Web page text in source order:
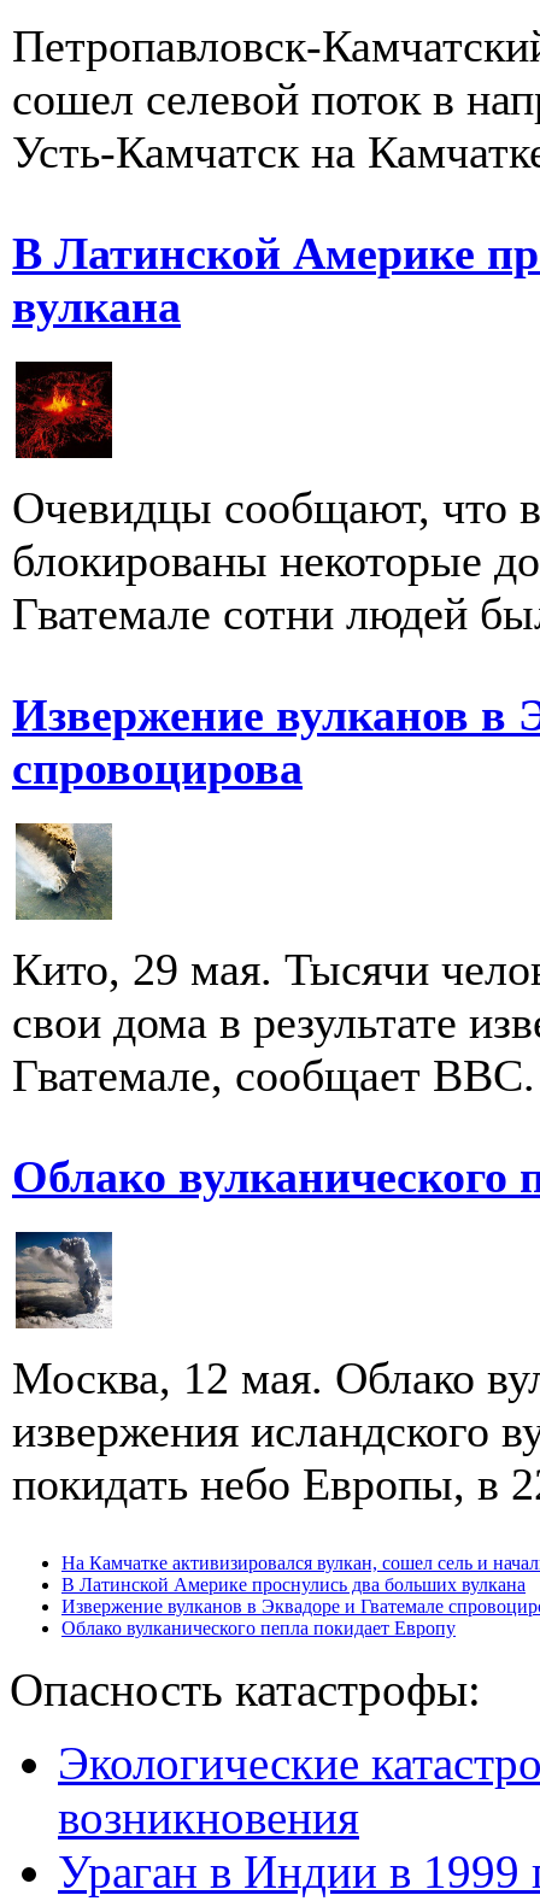
Петропавловск-
сошел селевой поток в
Усть-Камчатск на
В Латинской Америке
вулкана
Очевидцы сообщают, что
блокированы некоторые
Гватемале сотни людей
Извержение вулканов в
спровоцирова
Кито, 29 мая. Тысячи
свои дома в результате
Гватемале, сообщает
Облако вулканического
Москва, 12 мая. Облако
извержения исландского
покидать небо Европы, в
На Камчатке активизировался вулкан, сошел сель и
В Латинской Америке проснулись два больших вулкана
Извержение вулканов в Эквадоре и Гватемале
Облако вулканического пепла покидает Европу
Опасность катастрофы:
Экологические
возникновения
Ураган в Индии в 1999